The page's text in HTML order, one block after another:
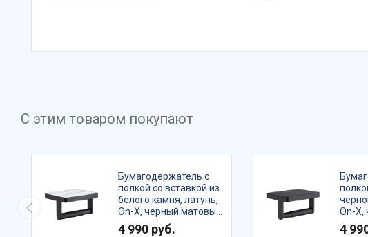
С этим товаром покупают
Бумагодержатель с
полкой со вставкой из
белого камня, латунь,
On-X, черный матовый,
IDDIS, ONXBL01i43
4 990 руб.
On-X,
4